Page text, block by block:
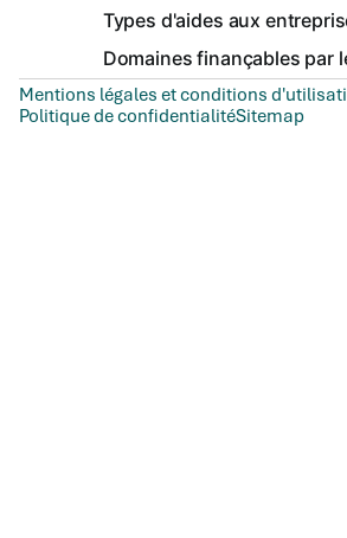
Types d'aides aux
Domaines finançables par
Mentions légales et conditions
Politique de confidentialitéSitemap